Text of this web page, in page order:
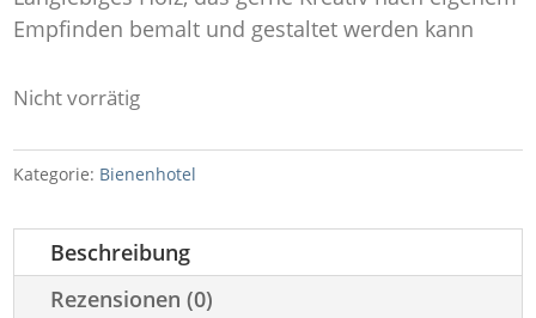
Empfinden bemalt und gestaltet werden kann
Nicht vorrätig
Kategorie: Bienenhotel
Beschreibung
Rezensionen (0)